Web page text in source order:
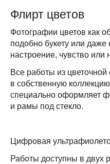
Флирт цветов
Фотографии цветов как
подобно букету или
настроение, чувство или
Все работы из
в собственную
специально оформляет
и рамы под стекло.
Цифровая
Работы доступны в двух